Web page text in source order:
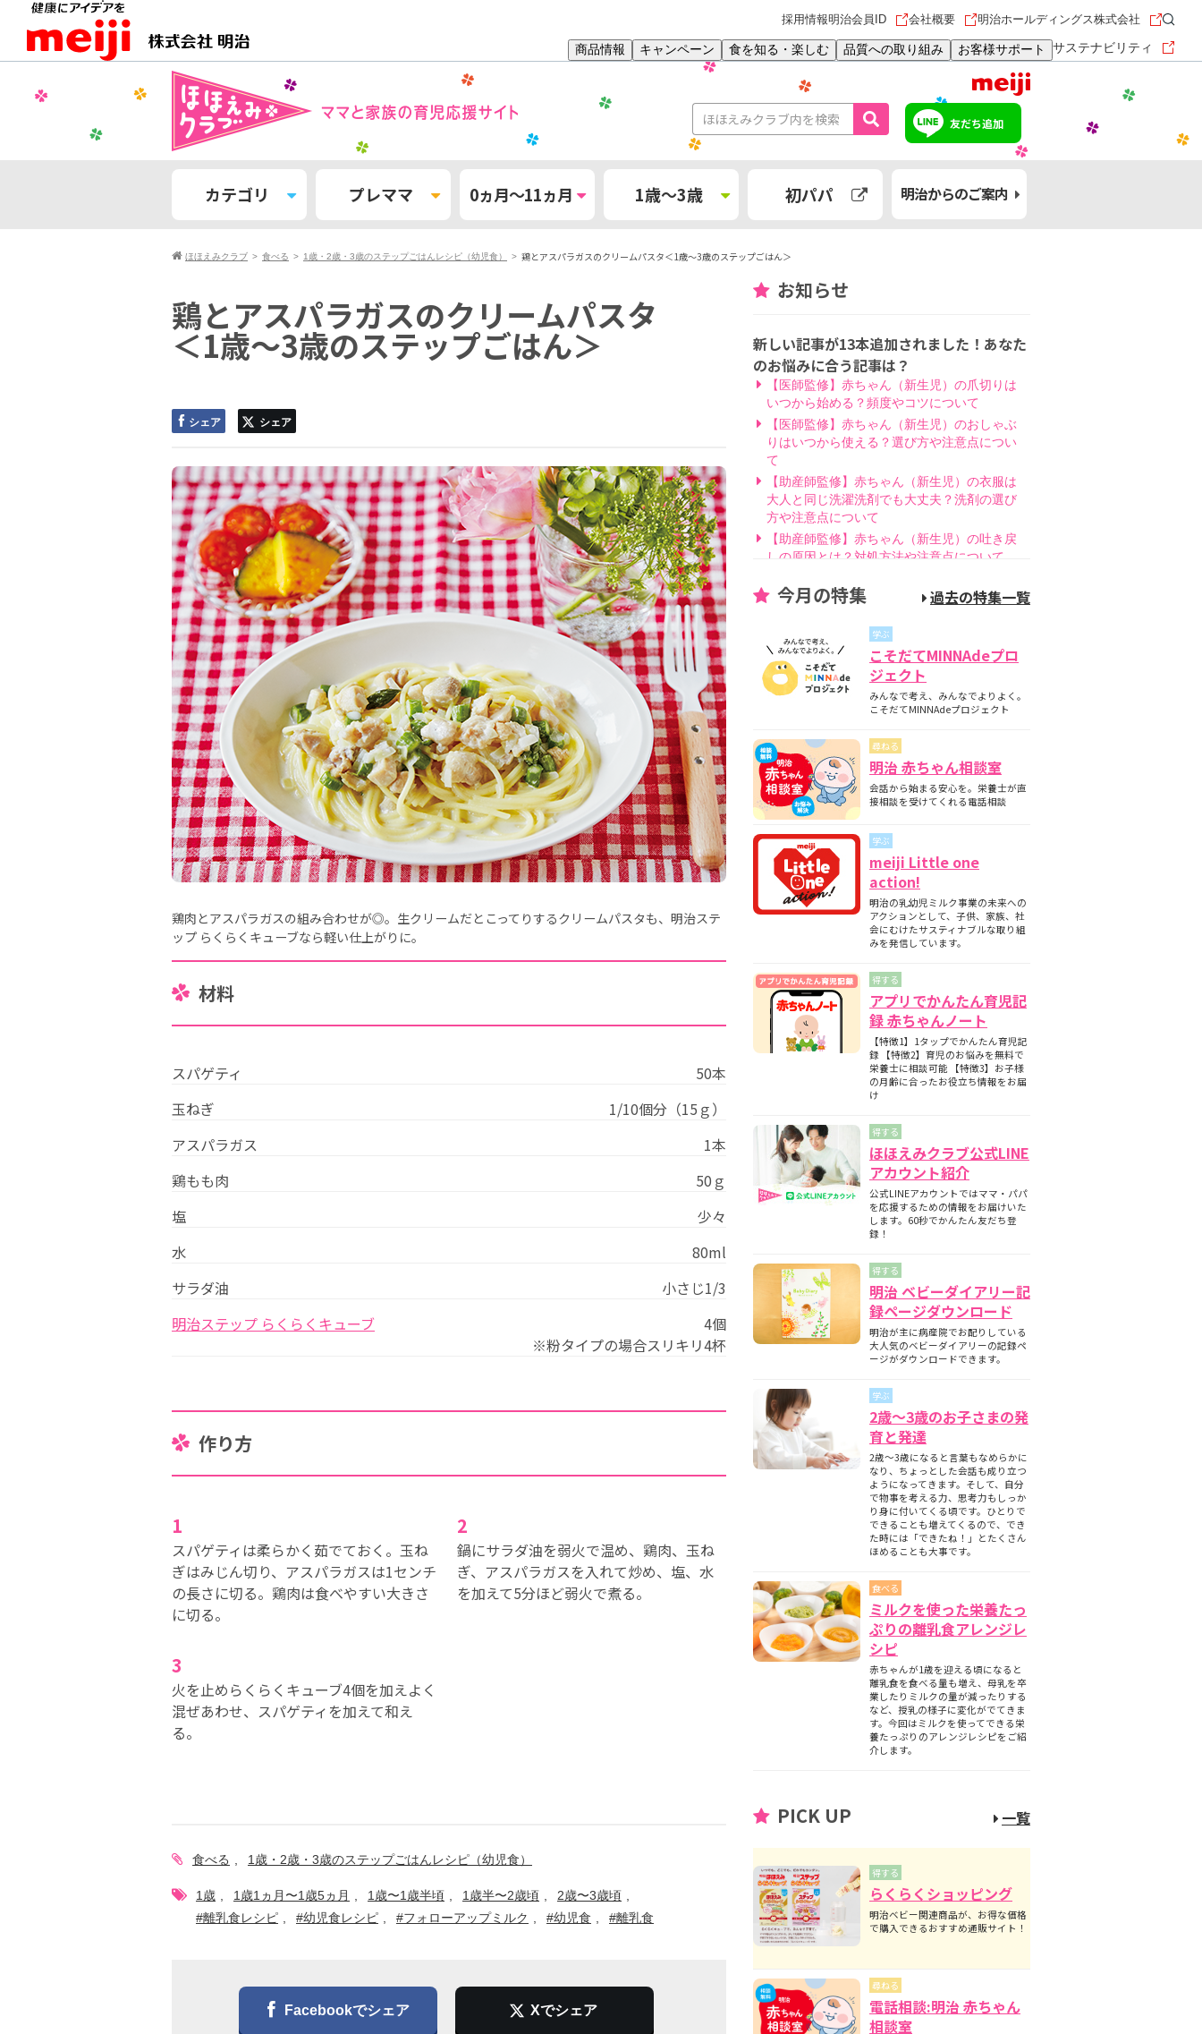
商品情報 キャンペーン 食を知る・楽しむ 品質への取り組み お客様サポート サステナビリティ
採用情報明治会員ID 会社概要 明治ホールディングス株式会社
友だち追加
カテゴリ プレママ 0ヵ月～11ヵ月 1歳～3歳 初パパ 明治からのご案内
ほほえみクラブ 食べる 1歳・2歳・3歳のステップごはんレシピ（幼児食） 鶏とアスパラガスのクリームパスタ＜1歳〜3歳のステップごはん＞
鶏とアスパラガスのクリームパスタ
＜1歳〜3歳のステップごはん＞
シェア シェア
鶏肉とアスパラガスの組み合わせが◎。生クリームだとこってりするクリームパスタも、明治ステ
ップ らくらくキューブなら軽い仕上がりに。
材料
スパゲティ
50本
玉ねぎ
1/10個分（15ｇ）
アスパラガス
1本
鶏もも肉
50ｇ
塩
少々
水
80ml
サラダ油
小さじ1/3
明治ステップ らくらくキューブ
4個
※粉タイプの場合スリキリ4杯
作り方
1
スパゲティは柔らかく茹でておく。玉ね
ぎはみじん切り、アスパラガスは1センチ
の長さに切る。鶏肉は食べやすい大きさ
に切る。
2
鍋にサラダ油を弱火で温め、鶏肉、玉ね
ぎ、アスパラガスを入れて炒め、塩、水
を加えて5分ほど弱火で煮る。
3
火を止めらくらくキューブ4個を加えよく
混ぜあわせ、スパゲティを加えて和え
る。
食べる 1歳・2歳・3歳のステップごはんレシピ（幼児食）
1歳 1歳1ヵ月〜1歳5ヵ月 1歳〜1歳半頃 1歳半〜2歳頃
2歳〜3歳頃
#離乳食レシピ
#幼児食レシピ #フォローアップミルク #幼児食 #離乳食
Facebookでシェア Xでシェア
お知らせ
新しい記事が13本追加されました！あなた
のお悩みに合う記事は？
【医師監修】赤ちゃん（新生児）の爪切りは
いつから始める？頻度やコツについて
【医師監修】赤ちゃん（新生児）のおしゃぶ
りはいつから使える？選び方や注意点につい
て
【助産師監修】赤ちゃん（新生児）の衣服は
大人と同じ洗濯洗剤でも大丈夫？洗剤の選び
方や注意点について
【助産師監修】赤ちゃん（新生児）の吐き戻
しの原因とは？対処方法や注意点について
げ方とは？授乳方法やポイントについて
要？煮沸・電子レンジの違いも紹介
【医師監修】新生児の成長曲線とは？成長曲
線を下回るときの対策について
【医師監修】赤ちゃん（新生児）が便秘？原
因と家庭でできる解消方法、受診の目安につ
【助産師監修】離乳食の進め方とは？月齢
別・隔週のスケジュールやNG食材について
【助産師監修】離乳食はいつから始める？目
安時期と月齢別の離乳食の内容について
【医師監修】フォローアップミルクとは？母
乳やミルクとの違いについて
【看護師監修】フォローアップミルクはいつ
から始める？切り替えの目安と必要性を解説
【看護師監修】フォローアップミルクはいつ
まで飲ませる？タイミングの目安と注意点
今月の特集 過去の特集一覧
学ぶ
こそだてMINNAdeプロ
ジェクト
みんなで考え、みんなでよりよく。
こそだてMINNAdeプロジェクト
尋ねる
明治 赤ちゃん相談室
会話から始まる安心を。栄養士が直
接相談を受けてくれる電話相談
学ぶ
meiji Little one
action!
明治の乳幼児ミルク事業の未来への
アクションとして、子供、家族、社
会にむけたサスティナブルな取り組
みを発信しています。
得する
アプリでかんたん育児記
録 赤ちゃんノート
【特徴1】1タップでかんたん育児記
録 【特徴2】育児のお悩みを無料で
栄養士に相談可能 【特徴3】お子様
の月齢に合ったお役立ち情報をお届
け
得する
ほほえみクラブ公式LINE
アカウント紹介
公式LINEアカウントではママ・パパ
を応援するための情報をお届けいた
します。60秒でかんたん友だち登
録！
得する
明治 ベビーダイアリー記
録ページダウンロード
明治が主に病産院でお配りしている
大人気のベビーダイアリーの記録ペ
ージがダウンロードできます。
学ぶ
2歳～3歳のお子さまの発
育と発達
2歳～3歳になると言葉もなめらかに
なり、ちょっとした会話も成り立つ
ようになってきます。そして、自分
で物事を考える力、思考力もしっか
り身に付いてくる頃です。ひとりで
できることも増えてくるので、でき
た時には「できたね！」とたくさん
ほめることも大事です。
食べる
ミルクを使った栄養たっ
ぷりの離乳食アレンジレ
シピ
赤ちゃんが1歳を迎える頃になると
離乳食を食べる量も増え、母乳を卒
業したりミルクの量が減ったりする
など、授乳の様子に変化がでてきま
す。今回はミルクを使ってできる栄
養たっぷりのアレンジレシピをご紹
介します。
PICK UP 一覧
得する
らくらくショッピング
明治ベビー関連商品が、お得な価格
で購入できるおすすめ通販サイト！
尋ねる
電話相談:明治 赤ちゃん
相談室